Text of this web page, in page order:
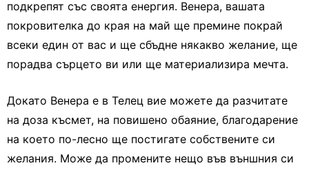
подкрепят със своята енергия. Венера, вашата
покровителка до края на май ще премине покрай
всеки един от вас и ще сбъдне някакво желание, ще
порадва сърцето ви или ще материализира мечта.
Докато Венера е в Телец вие можете да разчитате
на доза късмет, на повишено обаяние, благодарение
на което по-лесно ще постигате собствените си
желания. Може да промените нещо във външния си